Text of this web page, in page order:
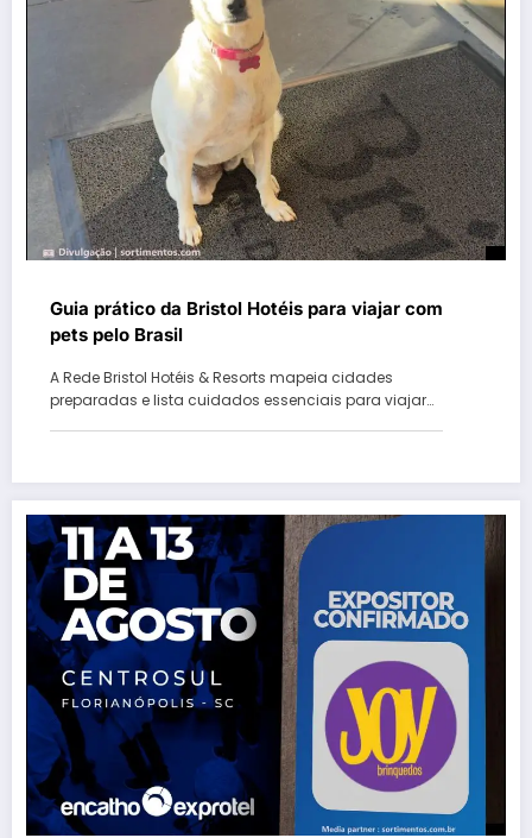
Guia prático da Bristol Hotéis para viajar com
pets pelo Brasil
A Rede Bristol Hotéis & Resorts mapeia cidades
preparadas e lista cuidados essenciais para viajar…